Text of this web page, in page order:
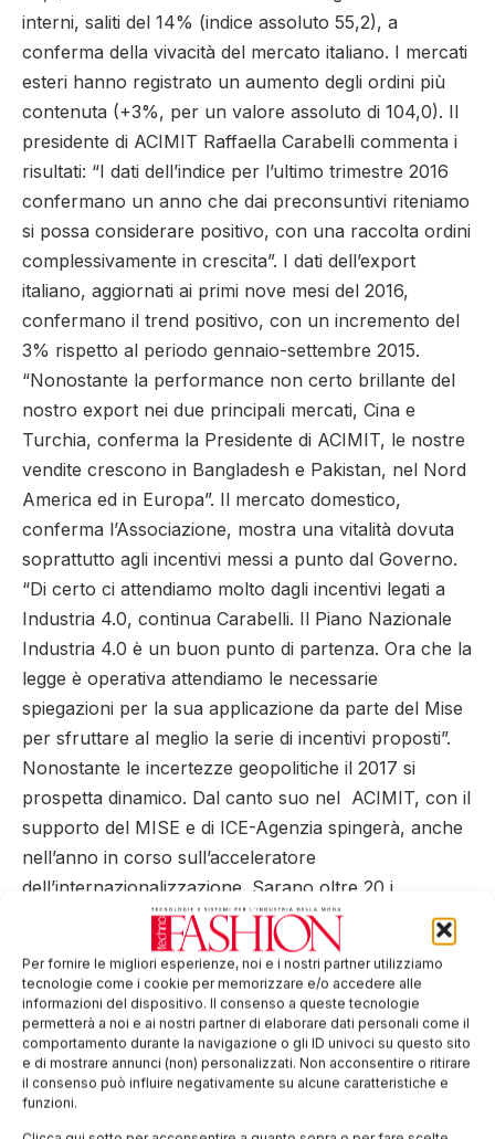
Per fornire le migliori esperienze, noi e i nostri partner utilizziamo
tecnologie come i cookie per memorizzare e/o accedere alle
informazioni del dispositivo. Il consenso a queste tecnologie
permetterà a noi e ai nostri partner di elaborare dati personali come il
comportamento durante la navigazione o gli ID univoci su questo sito
e di mostrare annunci (non) personalizzati. Non acconsentire o ritirare
il consenso può influire negativamente su alcune caratteristiche e
funzioni.
interni, saliti del 14% (indice assoluto 55,2), a
conferma della vivacità del mercato italiano. I mercati
esteri hanno registrato un aumento degli ordini più
contenuta (+3%, per un valore assoluto di 104,0). Il
presidente di ACIMIT Raffaella Carabelli commenta i
risultati: “I dati dell’indice per l’ultimo trimestre 2016
confermano un anno che dai preconsuntivi riteniamo
si possa considerare positivo, con una raccolta ordini
complessivamente in crescita”. I dati dell’export
italiano, aggiornati ai primi nove mesi del 2016,
confermano il trend positivo, con un incremento del
3% rispetto al periodo gennaio-settembre 2015.
“Nonostante la performance non certo brillante del
nostro export nei due principali mercati, Cina e
Turchia, conferma la Presidente di ACIMIT, le nostre
vendite crescono in Bangladesh e Pakistan, nel Nord
America ed in Europa”. Il mercato domestico,
conferma l’Associazione, mostra una vitalità dovuta
soprattutto agli incentivi messi a punto dal Governo.
“Di certo ci attendiamo molto dagli incentivi legati a
Industria 4.0, continua Carabelli. Il Piano Nazionale
Industria 4.0 è un buon punto di partenza. Ora che la
legge è operativa attendiamo le necessarie
spiegazioni per la sua applicazione da parte del Mise
per sfruttare al meglio la serie di incentivi proposti”.
Nonostante le incertezze geopolitiche il 2017 si
prospetta dinamico. Dal canto suo nel ACIMIT, con il
supporto del MISE e di ICE-Agenzia spingerà, anche
nell’anno in corso sull’acceleratore
dell’internazionalizzazione. Sarano oltre 20 i
Paesi/mercato toccati da iniziative promozionali per
favorire la penetrazione del meccanotessile italiano.
Tra questi spiccano i progetti nell’Africa
Subsahariana e in Iran, aree, in cui l‘attività
promozionale ACIMIT sta puntando con insistenza.
Tag: Acimit macchine tessili
made in Italy
meccanotessile